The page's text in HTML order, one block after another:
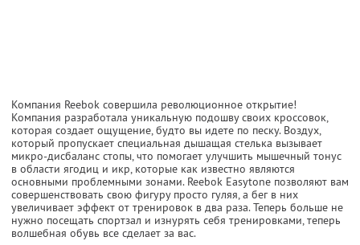
Компания Reebok совершила революционное открытие!
Компания разработала уникальную подошву своих кроссовок,
которая создает ощущение, будто вы идете по песку. Воздух,
который пропускает специальная дышащая стелька вызывает
микро-дисбаланс стопы, что помогает улучшить мышечный тонус
в области ягодиц и икр, которые как известно являются
основными проблемными зонами. Reebok Easytone позволяют вам
совершенствовать свою фигуру просто гуляя, а бег в них
увеличивает эффект от тренировок в два раза. Теперь больше не
нужно посещать спортзал и изнурять себя тренировками, теперь
волшебная обувь все сделает за вас.